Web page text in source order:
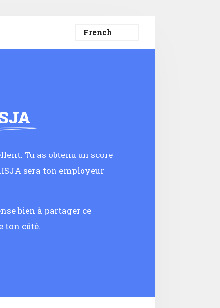
Tu as obtenu un score
sera ton employeur
bien à partager ce
ton côté.